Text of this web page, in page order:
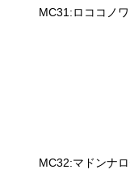
MC31:ロココノ
MC32:マドンナ